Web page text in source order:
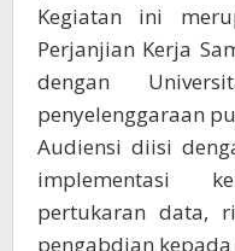
Kegiatan ini
Perjanjian Kerja
dengan
penyelenggaraan
Audiensi diisi
implementasi
pertukaran data,
pengabdian